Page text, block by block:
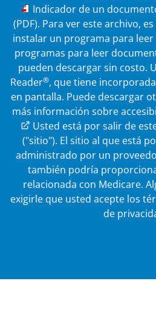
PDF
Indicador de un
(PDF). Para ver este archivo,
instalar un programa para leer
programas para leer
pueden descargar sin costo.
Reader®, que tiene
en pantalla. Puede descargar
más información sobre
Enlace externo
Usted está por salir de
("sitio"). El sitio al que está
administrado por un
también podría
relacionada con Medicare.
exigirle que usted acepte los
de